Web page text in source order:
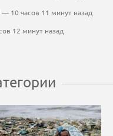
— 10 часов 11 минут назад
12 минут назад